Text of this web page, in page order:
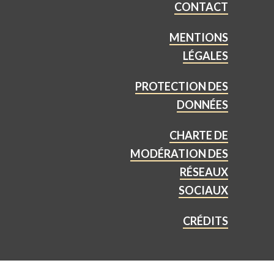
CONTACT
MENTIONS
LÉGALES
PROTECTION DES
DONNÉES
CHARTE DE
MODÉRATION DES
RÉSEAUX
SOCIAUX
CRÉDITS